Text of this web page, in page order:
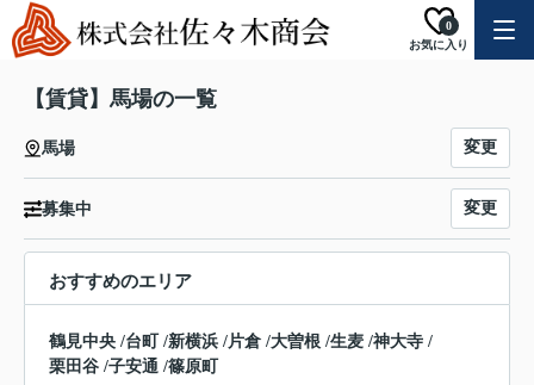
お気に入り
0
【賃貸】馬場の一覧
馬場 変更
募集中 変更
おすすめのエリア
鶴見中央 /台町 /新横浜 /片倉 /大曽根 /生麦 /神大寺 /
栗田谷 /子安通 /篠原町